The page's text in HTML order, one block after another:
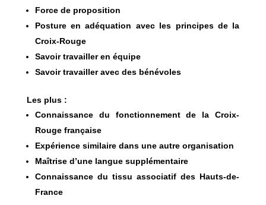
Force de proposition
Posture en adéquation avec les principes de la
Croix-Rouge
Savoir travailler en équipe
Savoir travailler avec des bénévoles
Les plus :
Connaissance du fonctionnement de la Croix-
Rouge française
Expérience similaire dans une autre organisation
Maîtrise d’une langue supplémentaire
Connaissance du tissu associatif des Hauts-de-
France